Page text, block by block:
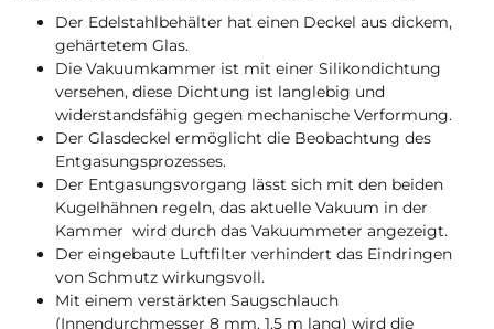
Der Edelstahlbehälter hat einen Deckel aus dickem,
gehärtetem Glas.
Die Vakuumkammer ist mit einer Silikondichtung
versehen, diese Dichtung ist langlebig und
widerstandsfähig gegen mechanische Verformung.
Der Glasdeckel ermöglicht die Beobachtung des
Entgasungsprozesses.
Der Entgasungsvorgang lässt sich mit den beiden
Kugelhähnen regeln, das aktuelle Vakuum in der
Kammer wird durch das Vakuummeter angezeigt.
Der eingebaute Luftfilter verhindert das Eindringen
von Schmutz wirkungsvoll.
Mit einem verstärkten Saugschlauch
(Innendurchmesser 8 mm, 1,5 m lang) wird die